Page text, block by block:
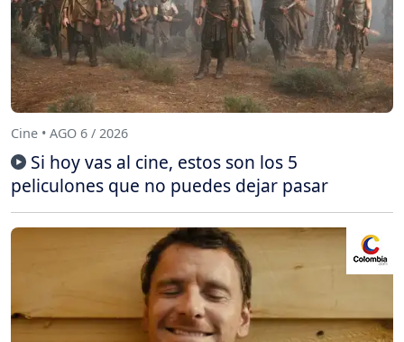
Cine • AGO 6 / 2026
Si hoy vas al cine, estos son los 5
peliculones que no puedes dejar pasar